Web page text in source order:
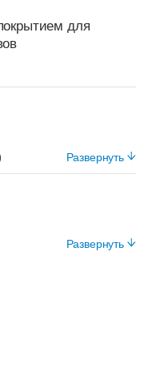
для
Развернуть
Развернуть